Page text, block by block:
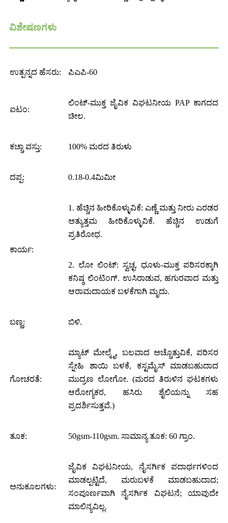
ವಿಶೇಷಣಗಳು
ಉತ್ಪನ್ನದ ಹೆಸರು: ಪಿಎಪಿ-60
ಐಟಂ:
ಲಿಂಟ್-ಮುಕ್ತ ಜೈವಿಕ ವಿಘಟನೀಯ PAP ಕಾಗದದ
ಚೀಲ.
ಕಚ್ಚಾ ವಸ್ತು: 100% ಮರದ ತಿರುಳು
ದಪ್ಪ: 0.18-0.4ಮಿಮೀ
ಕಾರ್ಯ:
1. ಹೆಚ್ಚಿನ ಹೀರಿಕೊಳ್ಳುವಿಕೆ: ಎಣ್ಣೆ ಮತ್ತು ನೀರು ಎರಡರ
ಅತ್ಯುತ್ತಮ ಹೀರಿಕೊಳ್ಳುವಿಕೆ. ಹೆಚ್ಚಿನ ಉಡುಗೆ
ಪ್ರತಿರೋಧ.
2. ಲೋ ಲಿಂಟ್: ಸ್ವಚ್ಛ, ಧೂಳು-ಮುಕ್ತ ಪರಿಸರಕ್ಕಾಗಿ
ಕನಿಷ್ಠ ಲಿಂಟಿಂಗ್. ಉಸಿರಾಡುವ, ಹಗುರವಾದ ಮತ್ತು
ಆರಾಮದಾಯಕ ಬಳಕೆಗಾಗಿ ಮೃದು.
ಬಣ್ಣ: ಬಿಳಿ.
ಗೋಚರತೆ:
ಮ್ಯಾಟ್ ಮೇಲ್ಮೈ, ಬಲವಾದ ಅಚ್ಚೊತ್ತುವಿಕೆ, ಪರಿಸರ
ಸ್ನೇಹಿ ಶಾಯಿ ಬಳಕೆ, ಕಸ್ಟಮೈಸ್ ಮಾಡಬಹುದಾದ
ಮುದ್ರಣ ಲೋಗೋ. (ಮರದ ತಿರುಳಿನ ಘಟಕಗಳು
ಆರೋಗ್ಯಕರ, ಹಸಿರು ಶೈಲಿಯನ್ನು ಸಹ
ಪ್ರದರ್ಶಿಸುತ್ತವೆ.)
ತೂಕ: 50gsm-110gsm. ಸಾಮಾನ್ಯ ತೂಕ: 60 ಗ್ರಾಂ.
ಅನುಕೂಲಗಳು:
ಜೈವಿಕ ವಿಘಟನೀಯ, ನೈಸರ್ಗಿಕ ಪದಾರ್ಥಗಳಿಂದ
ಮಾಡಲ್ಪಟ್ಟಿದೆ, ಮರುಬಳಕೆ ಮಾಡಬಹುದಾದ;
ಸಂಪೂರ್ಣವಾಗಿ ನೈಸರ್ಗಿಕ ವಿಘಟನೆ; ಯಾವುದೇ
ಮಾಲಿನ್ಯವಿಲ್ಲ.